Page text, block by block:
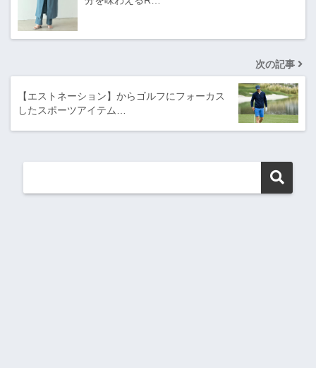
次の記事
【エストネーション】からゴルフにフォーカス
したスポーツアイテム…